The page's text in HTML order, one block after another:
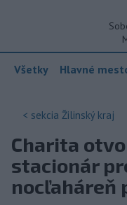
Všetky Hlavné
< sekcia Žilinský kraj
Charita
stacionár
nocľaháreň